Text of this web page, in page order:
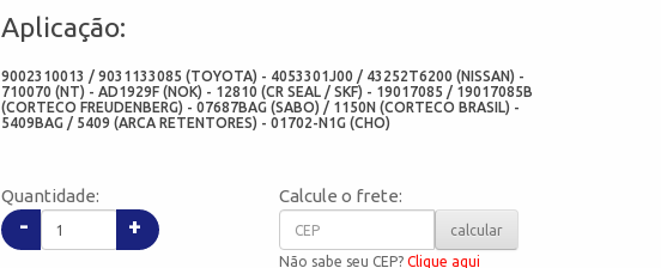
Aplicação:
9002310013 / 9031133085 (TOYOTA) - 4053301J00 / 43252T6200 (NISSAN) -
710070 (NT) - AD1929F (NOK) - 12810 (CR SEAL / SKF) - 19017085 / 19017085B
(CORTECO FREUDENBERG) - 07687BAG (SABO) / 1150N (CORTECO BRASIL) -
5409BAG / 5409 (ARCA RETENTORES) - 01702-N1G (CHO)
Quantidade:
- +
Calcule o frete:
calcular
Não sabe seu CEP?Clique aqui